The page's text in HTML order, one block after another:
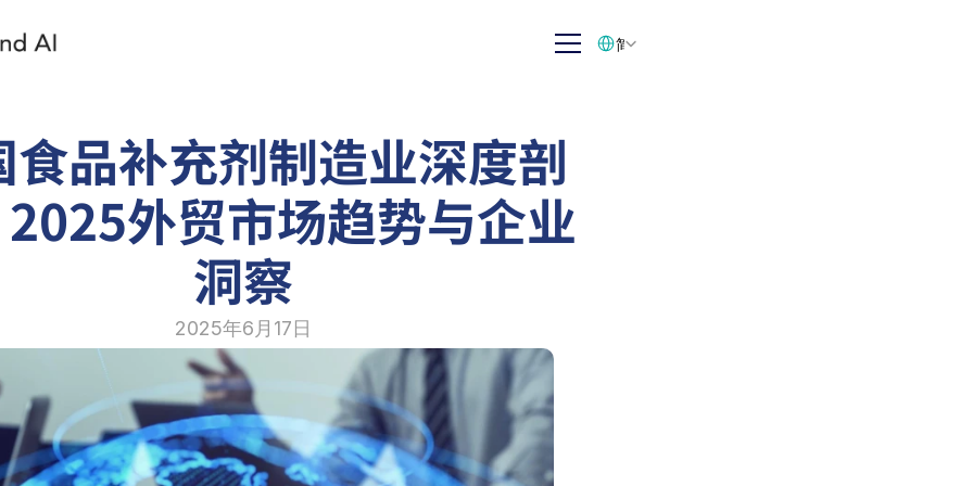
食品补充剂制造业深度剖
外贸市场趋势与企业
洞察
2025年6月17日
简体中文